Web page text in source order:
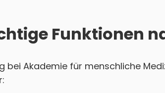
Funktionen
bei Akademie für menschliche